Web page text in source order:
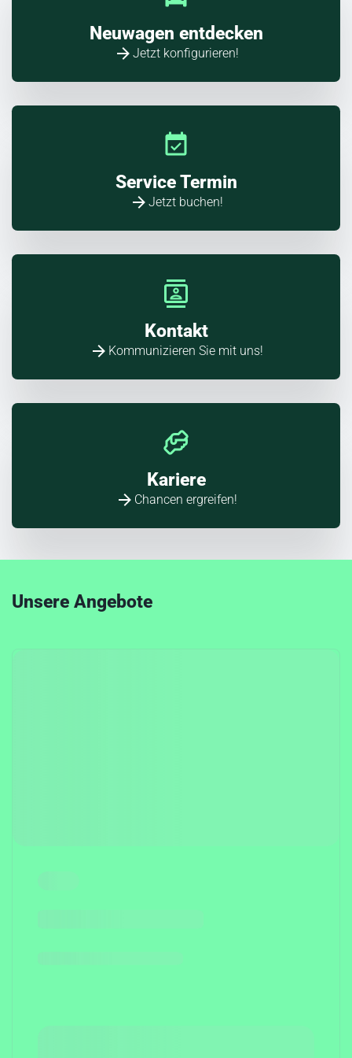
Neuwagen entdecken
Jetzt konfigurieren!
Service Termin
Jetzt buchen!
Kontakt
Kommunizieren Sie mit uns!
Kariere
Chancen ergreifen!
Unsere Angebote